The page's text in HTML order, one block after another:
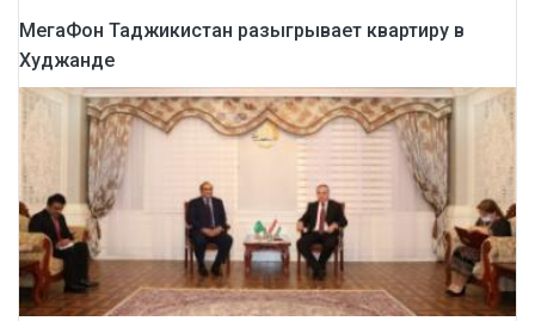
МегаФон Таджикистан разыгрывает квартиру в
Худжанде